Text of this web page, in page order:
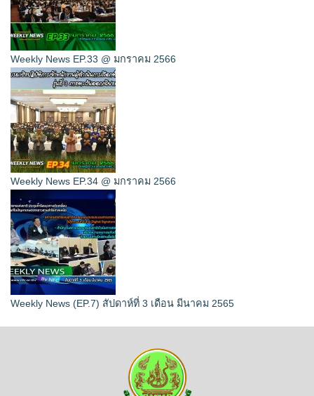
Weekly News EP.33 @ มกราคม 2566
Weekly News EP.34 @ มกราคม 2566
Weekly News (EP.7) สัปดาห์ที่ 3 เดือน มีนาคม 2565